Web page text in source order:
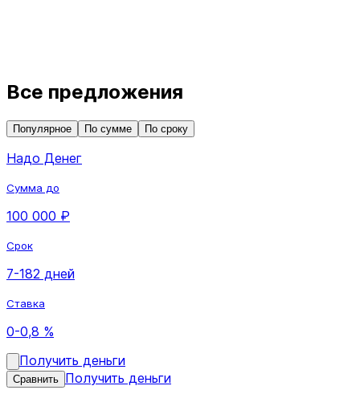
Все предложения
Популярное По сумме По сроку
Надо Денег
Сумма до
100 000 ₽
Срок
7-182 дней
Ставка
0-0,8 %
Получить деньги
Сравнить Получить деньги